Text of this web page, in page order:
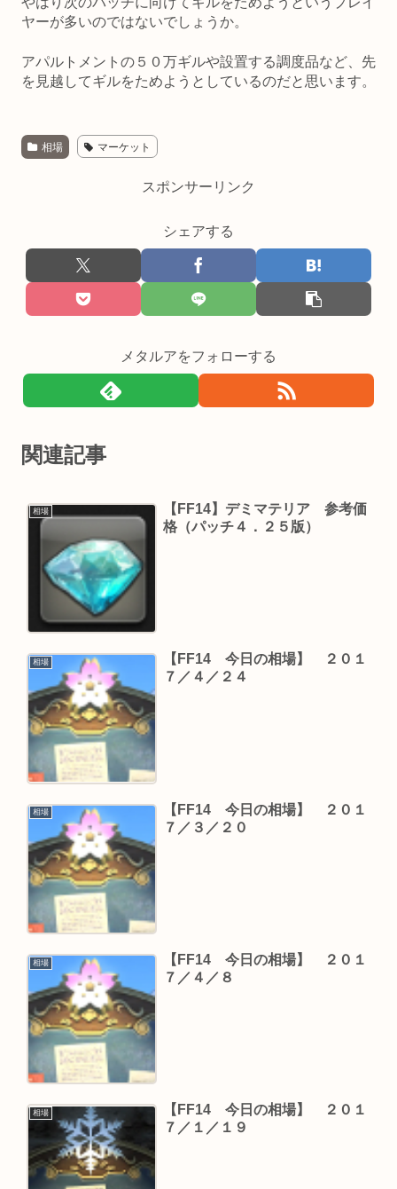
ヤーが多いのではないでしょうか。
アパルトメントの５０万ギルや設置する調度品など、先
を見越してギルをためようとしているのだと思います。
相場 マーケット
スポンサーリンク
シェアする
メタルアをフォローする
関連記事
相場
【FF14】デミマテリア 参考価
格（パッチ４．２５版）
相場
【FF14 今日の相場】 ２０１
７／４／２４
相場
【FF14 今日の相場】 ２０１
７／３／２０
相場
【FF14 今日の相場】 ２０１
７／４／８
相場
【FF14 今日の相場】 ２０１
７／１／１９